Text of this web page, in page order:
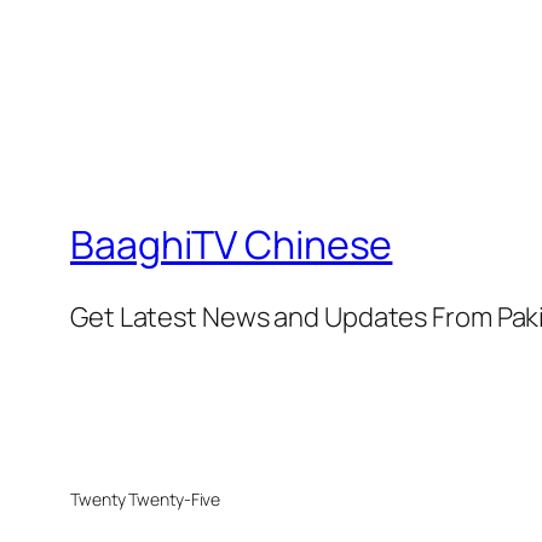
BaaghiTV Chinese
Get Latest News and Updates From
Twenty Twenty-Five